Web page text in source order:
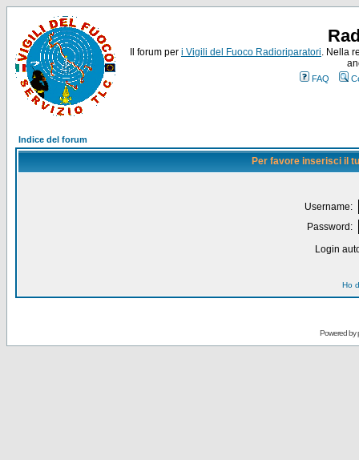
Il forum per i Vigili del Fuoco Radioriparatori. Nella
FAQ
Indice del forum
Per favore inserisci il
Username:
Password:
Login
Ho
Powered by